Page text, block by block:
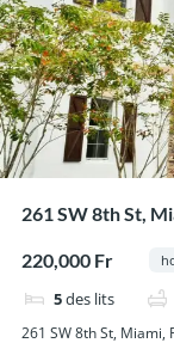
261 SW 8th St,
220,000 Fr
5des lits
261 SW 8th St, Miami,